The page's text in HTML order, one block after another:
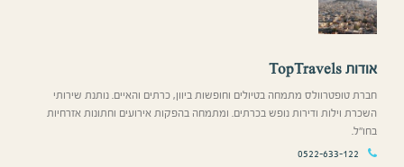
אודות TopTravels
חברת טופטרוולס מתמחה בטיולים וחופשות ביוון, כרתים והאיים. נותנת שירותי
השכרת וילות ודירות נופש בכרתים. ומתמחה בהפקות אירועים וחתונות אזרחיות
בחו”ל.
0522-633-122